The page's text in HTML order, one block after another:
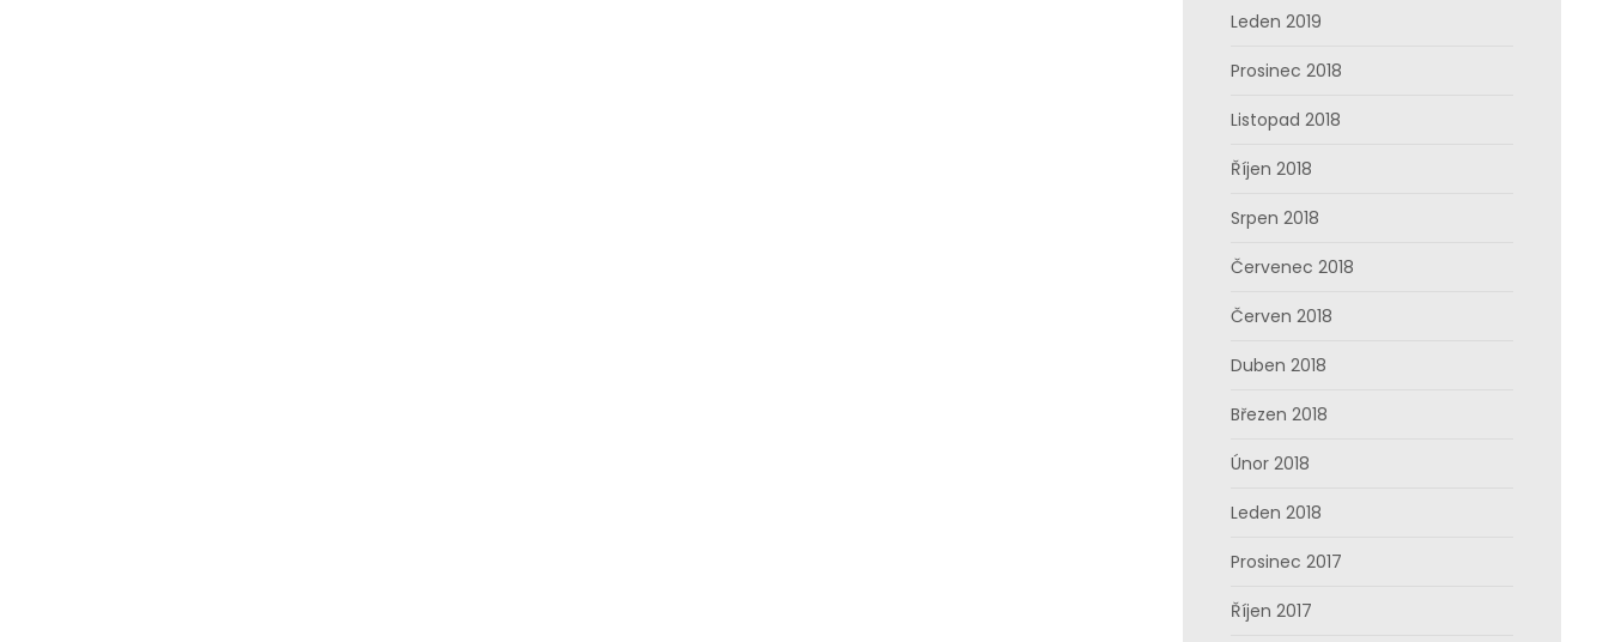
Leden 2019
Prosinec 2018
Listopad 2018
Říjen 2018
Srpen 2018
Červenec 2018
Červen 2018
Duben 2018
Březen 2018
Únor 2018
Leden 2018
Prosinec 2017
Říjen 2017